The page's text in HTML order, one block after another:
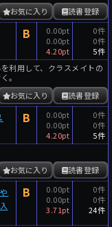
読書登録
お気に入り
B
0.00pt
0.00pt
4.20pt
0件
0件
5件
利用して、クラスメイトの
。
読書登録
お気に入り
B
0.00pt
0.00pt
4.20pt
0件
0件
5件
読書登録
お気に入り
入
B
0.00pt
0.00pt
3.71pt
0件
0件
24件